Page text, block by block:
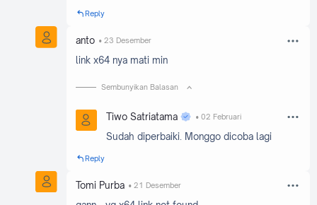
Reply
anto 23 Desember
link x64 nya mati min
Sembunyikan Balasan
Tiwo Satriatama 02 Februari
Sudah diperbaiki. Monggo dicoba lagi
Reply
Tomi Purba 21 Desember